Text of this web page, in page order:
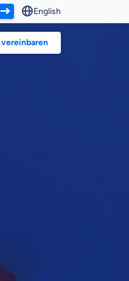
English